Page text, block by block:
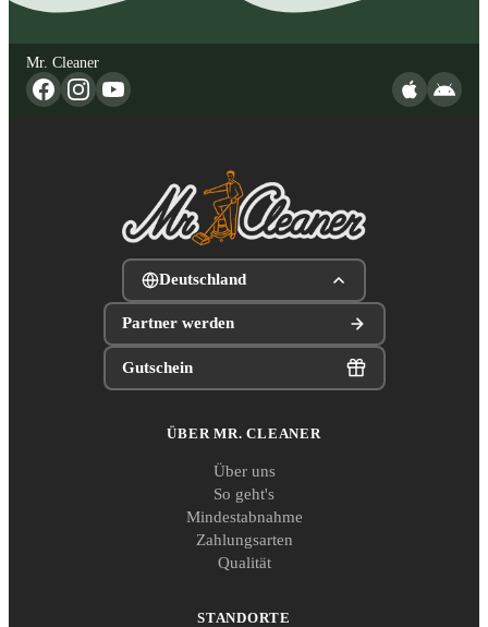
Mr. Cleaner
Deutschland
Partner werden
Gutschein
ÜBER MR. CLEANER
Über uns
So geht's
Mindestabnahme
Zahlungsarten
Qualität
STANDORTE